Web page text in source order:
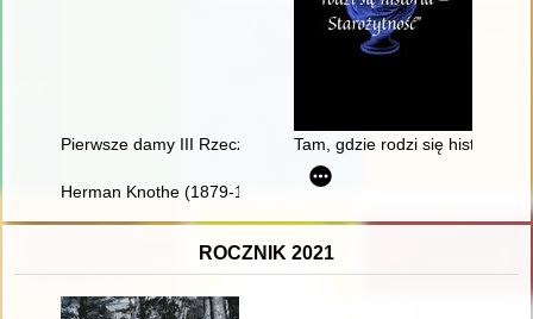
Pierwsze damy III Rzeczypospolitej : portret zbiorowy. Cz. 2
Tam, gdzie rodzi się historia -
Herman Knothe (1879-1961) : twórca historii polskiego
ROCZNIK 2021